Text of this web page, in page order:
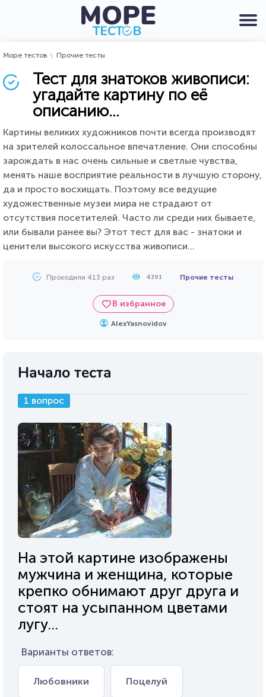
Море тестов Прочие тесты
Тест для знатоков живописи:
угадайте картину по её
описанию...
Картины великих художников почти всегда производят
на зрителей колоссальное впечатление. Они способны
зарождать в нас очень сильные и светлые чувства,
менять наше восприятие реальности в лучшую сторону,
да и просто восхищать. Поэтому все ведущие
художественные музеи мира не страдают от
отсутствия посетителей. Часто ли среди них бываете,
или бывали ранее вы? Этот тест для вас - знатоки и
ценители высокого искусства живописи...
Проходили 413 раз 4391 Прочие тесты
В избранное
AlexYasnovidov
Начало теста
1 вопрос
На этой картине изображены
мужчина и женщина, которые
крепко обнимают друг друга и
стоят на усыпанном цветами
лугу...
Варианты ответов:
Любовники Поцелуй